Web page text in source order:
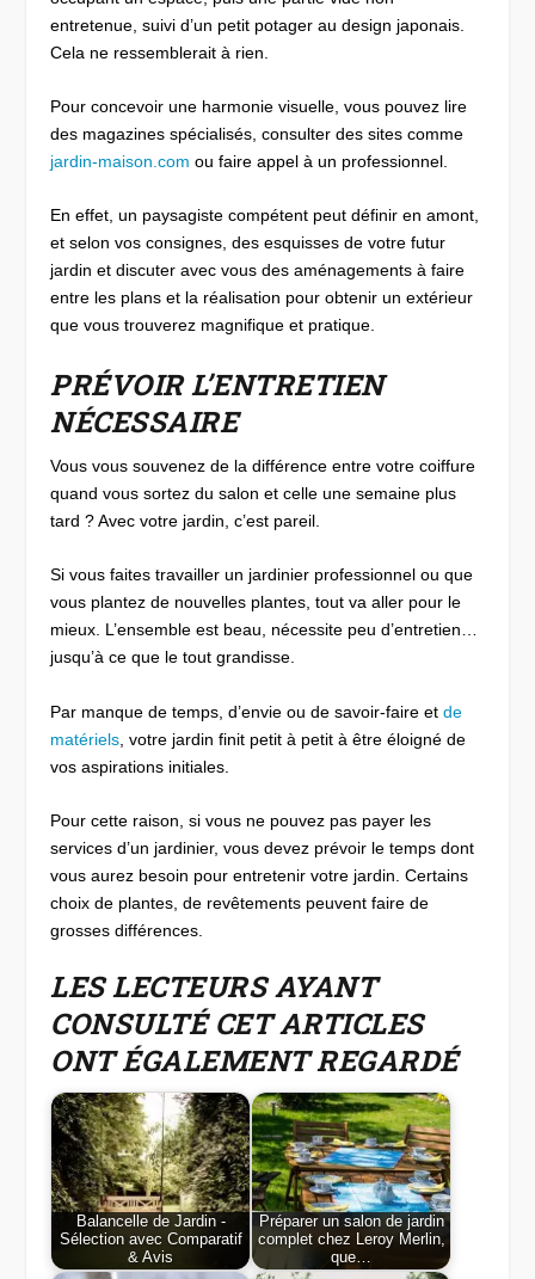
entretenue, suivi d’un petit potager au design japonais.
Cela ne ressemblerait à rien.
Pour concevoir une harmonie visuelle, vous pouvez lire
des magazines spécialisés, consulter des sites comme
jardin-maison.com ou faire appel à un professionnel.
En effet, un paysagiste compétent peut définir en amont,
et selon vos consignes, des esquisses de votre futur
jardin et discuter avec vous des aménagements à faire
entre les plans et la réalisation pour obtenir un extérieur
que vous trouverez magnifique et pratique.
PRÉVOIR L’ENTRETIEN
NÉCESSAIRE
Vous vous souvenez de la différence entre votre coiffure
quand vous sortez du salon et celle une semaine plus
tard ? Avec votre jardin, c’est pareil.
Si vous faites travailler un jardinier professionnel ou que
vous plantez de nouvelles plantes, tout va aller pour le
mieux. L’ensemble est beau, nécessite peu d’entretien…
jusqu’à ce que le tout grandisse.
Par manque de temps, d’envie ou de savoir-faire etde
matériels , votre jardin finit petit à petit à être éloigné de
vos aspirations initiales.
Pour cette raison, si vous ne pouvez pas payer les
services d’un jardinier, vous devez prévoir le temps dont
vous aurez besoin pour entretenir votre jardin. Certains
choix de plantes, de revêtements peuvent faire de
grosses différences.
LES LECTEURS AYANT
CONSULTÉ CET ARTICLES
ONT ÉGALEMENT REGARDÉ
Balancelle de Jardin -
Sélection avec Comparatif
& Avis
Préparer un salon de jardin
complet chez Leroy Merlin,
que…